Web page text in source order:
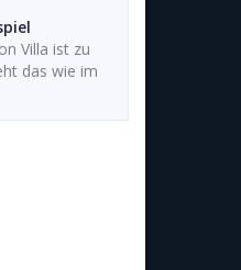
Villa ist zu
das wie im